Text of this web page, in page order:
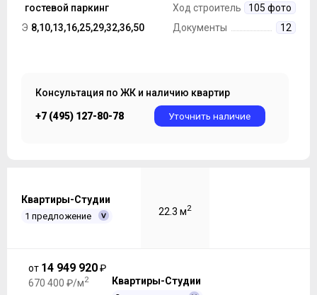
Парковка
гостевой паркинг
Этажность ЖК
8,10,13,16,25,29,32,36,50
Ход строительства105 фото
Документы
12
Консультация по ЖК и наличию квартир
+7 (495) 127-80-78 Уточнить наличие
Квартиры-Студии
1 предложение 22.3 м2
от 14 949 920₽
670 400 ₽/м2 Квартиры-Студии